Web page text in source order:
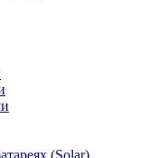
(Solar)